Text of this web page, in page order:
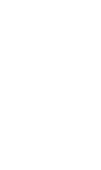
布
大选造势
力深夜将其击毙